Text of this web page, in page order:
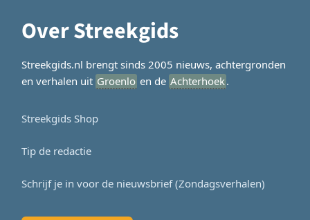
Over Streekgids
Streekgids.nl brengt sinds 2005 nieuws, achtergronden
en verhalen uit Groenlo en de Achterhoek.
Streekgids Shop
Tip de redactie
Schrijf je in voor de nieuwsbrief (Zondagsverhalen)